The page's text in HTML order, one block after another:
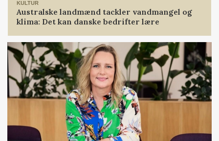
KULTUR
Australske landmænd tackler vandmangel og
klima: Det kan danske bedrifter lære